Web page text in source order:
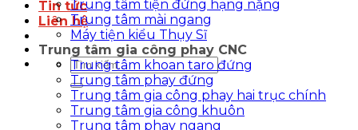
Tin tức
Liên hệ
Tìm
kiếm:
Trung tâm tiện đứng hạng nặng
Trung tâm mài ngang
Máy tiện kiểu Thụy Sĩ
Trung tâm gia công phay CNC
Trung tâm khoan taro đứng
Trung tâm phay đứng
Trung tâm gia công phay hai trục chính
Trung tâm gia công khuôn
Trung tâm phay ngang